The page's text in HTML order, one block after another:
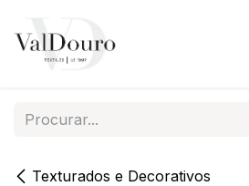
Texturados e Decorativos